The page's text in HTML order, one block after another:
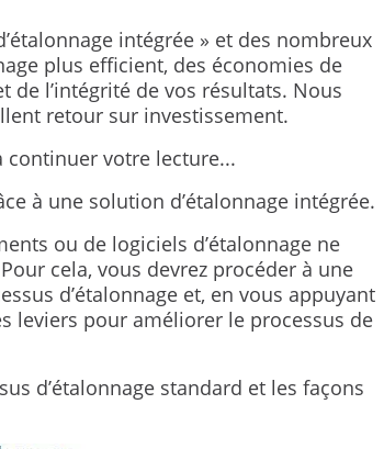
intégrée » et des nombreux
plus efficient, des économies de
de l’intégrité de vos résultats. Nous
retour sur investissement.
continuer votre lecture...
à une solution d’étalonnage intégrée.
ou de logiciels d’étalonnage ne
cela, vous devrez procéder à une
d’étalonnage et, en vous appuyant
leviers pour améliorer le processus de
d’étalonnage standard et les façons